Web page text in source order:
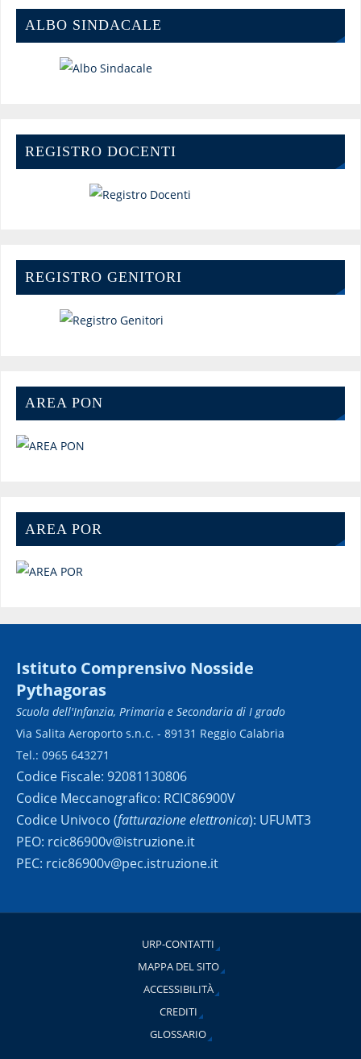
ALBO SINDACALE
REGISTRO DOCENTI
REGISTRO GENITORI
AREA PON
AREA POR
Istituto Comprensivo Nosside
Pythagoras
Scuola dell'Infanzia, Primaria e Secondaria di I grado
Via Salita Aeroporto s.n.c. - 89131 Reggio Calabria
Tel.: 0965 643271
Codice Fiscale: 92081130806
Codice Meccanografico: RCIC86900V
Codice Univoco (fatturazione elettronica): UFUMT3
PEO: rcic86900v@istruzione.it
PEC: rcic86900v@pec.istruzione.it
URP-CONTATTI
MAPPA DEL SITO
ACCESSIBILITÀ
CREDITI
GLOSSARIO